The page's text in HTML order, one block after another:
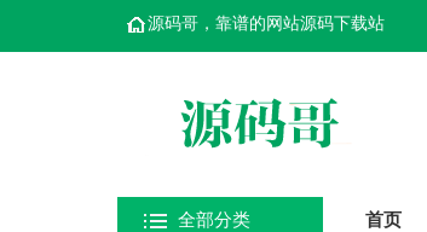
源码哥，靠谱的网站源码下载站
全部分类 首页